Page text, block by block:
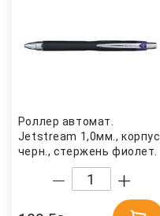
Роллер автомат.
Jetstream 1,0мм., корпус
черн., стержень фиолет.